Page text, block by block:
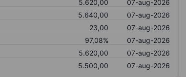
5.620,00
07-aug-2026
5.640,00
07-aug-2026
23,00
07-aug-2026
97,08%
07-aug-2026
5.620,00
07-aug-2026
5.500,00 07-aug-2026